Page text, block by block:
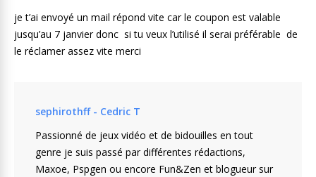
je t’ai envoyé un mail répond vite car le coupon est valable
jusqu’au 7 janvier donc si tu veux l’utilisé il serai préférable de
le réclamer assez vite merci
sephirothff - Cedric T
Passionné de jeux vidéo et de bidouilles en tout
genre je suis passé par différentes rédactions,
Maxoe, Pspgen ou encore Fun&Zen et blogueur sur